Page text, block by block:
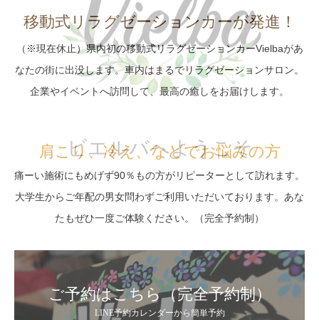
移動式リラグゼーションカーが発進！
（※現在休止）県内初の移動式リラグゼーションカーVielbaがあ
なたの街に出没します。車内はまるでリラグゼーションサロン。
企業やイベントへ訪問して、最高の癒しをお届けします。
肩こり、冷え、などでお悩みの方
痛ーい施術にもめげず90％もの方がリピーターとして訪れます。
大学生からご年配の男女問わずご利用いただいております。あな
たもぜひ一度ご体験ください。（完全予約制）
ご予約はこちら（完全予約制）
LINE予約カレンダーから簡単予約